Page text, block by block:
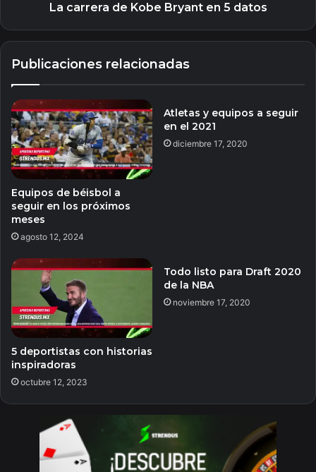
La carrera de Kobe Bryant en 5 datos
Publicaciones relacionadas
Equipos de béisbol a
seguir en los próximos
meses
agosto 12, 2024
Atletas y equipos a seguir
en el 2021
diciembre 17, 2020
5 deportistas con historias
inspiradoras
octubre 12, 2023
Todo listo para Draft 2020
de la NBA
noviembre 17, 2020